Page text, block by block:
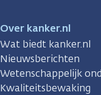
Over kanker.nl
Wat biedt kanker.nl
Nieuwsberichten
Wetenschappelijk
Kwaliteitsbewaking